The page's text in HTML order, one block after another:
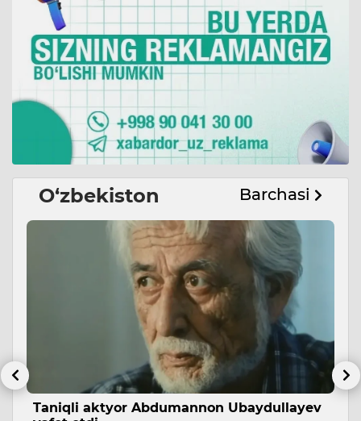
O‘zbekiston Barchasi
Taniqli aktyor Abdumannon Ubaydullayev